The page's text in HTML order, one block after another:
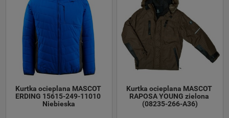
Kurtka ocieplana MASCOT
ERDING 15615-249-11010
Niebieska
Kurtka ocieplana MASCOT
RAPOSA YOUNG zielona
(08235-266-A36)